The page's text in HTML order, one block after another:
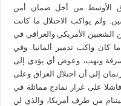
الأوسط من أجل ضمان أمن
ولم يواكب الاحتلال ما كانت
الشعبين الأمريكي والعراقي في
ما كان واكب تدمير ألمانيا. وفي
سرقة ونهب، وعوض أي يؤدي إلى
إلى أن احتلال العراق وعلى
فاشلا على غرار نماذج مماثلة في
من طرف أمريكا، والذي لن